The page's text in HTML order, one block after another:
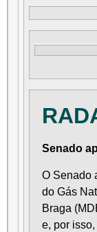
Senado
O Senado
do Gás
Braga
e, por